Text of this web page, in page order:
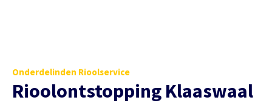
Onderdelinden Rioolservice
Rioolontstopping Klaaswaal